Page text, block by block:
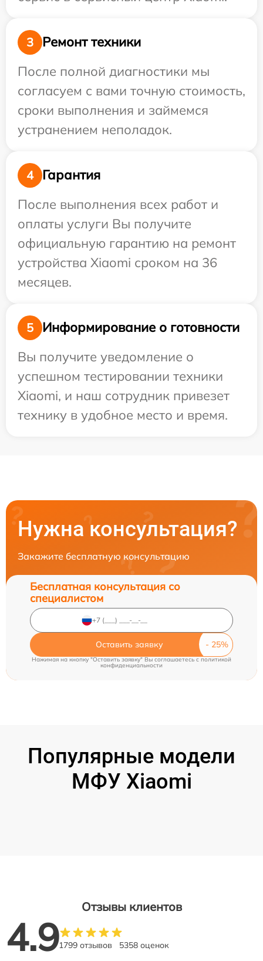
3
Ремонт техники
После полной диагностики мы
согласуем с вами точную стоимость,
сроки выполнения и займемся
устранением неполадок.
4
Гарантия
После выполнения всех работ и
оплаты услуги Вы получите
официальную гарантию на ремонт
устройства Xiaomi сроком на 36
месяцев.
5
Информирование о готовности
Вы получите уведомление о
успешном тестировании техники
Xiaomi, и наш сотрудник привезет
технику в удобное место и время.
Нужна консультация?
Закажите бесплатную консультацию
Бесплатная консультация со
специалистом
Оставить заявку
Нажимая на кнопку "Оставить заявку" Вы соглашаетесь cполитикой
конфиденциальности
Популярные модели
МФУ Xiaomi
Отзывы клиентов
4.91799 отзывов 5358 оценок